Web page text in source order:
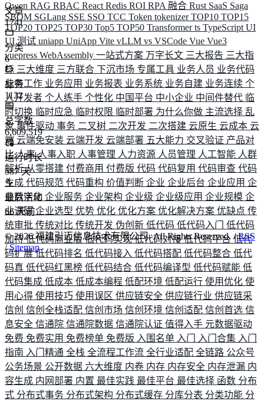
Qwen RAG RBAC React Redis ROI RPA 融合 Rust SaaS Saga
SBOM SGLang SSE SSO TCC Token tokenizerTOP10 TOP15
TOP20 TOP25 TOP30 Top5 TOP50 Transformerts TypeScript UI
UI 测试 uniapp UniApp Vite vLLM vs VSCode Vue Vue3
vuepress WebAssembly 一站式方案 万字长文 三大报告 三大指
标 三大维度 三方联合 下沉市场 专属工具 业务人员 业务代码
业务工作 业务应用 业务报表 业务系统 业务自建 业务连续 个
人开发者 个人练手 个性化 中国平台 中小企业 中间件替代 临
时切换 临时应急 临时权限 临时部署 为什么你做 主流选择 乱
象 事件驱动 事务 二叉树 二次开发 二次搭建 云原生 云成本 云
端 云端免安装 云端开发 云端部署 五大能力 交叉验证 产品对
比人事人事入职 人事管理 人力资源 人员管理 人工智能 人群
解析从零搭建 付费商用 付费版 代码 代码复用 代码审查 代码
生成 代码规范 代码重构 价值判断 企业 企业后台 企业应用 企
业数字化 企业服务 企业架构 企业级 企业级应用 企业规模 企
业调研企业选型 优势 优化 优化方案 优化解决方案 优缺点 传
统审批 传统对比 传统开发 伪创新 低代码 低代码入门 低代码
加持低代码商业版低代码实现低代码对接低代码平台 低代
码扩展低代码排名 低代码接入 低代码搭配 低代码整合 低代
码真 低代码红黑榜 低代码结合 低代码编译型 低代码赋能 低
代码集成 低成本 低成本编程 低配环境 低配运行 使用优化 使
用心得 使用技巧 使用误区 供应链安全 供应链行业 供应链采
信创 信创全栈适配 信创市场 信创环境 信创适配 信创首选 信
息安全 信通院 信通院数据 信通院认证 值得入手 元数据驱动
免费 免费实用 免费榜单 免费版 入围名单 入门 入门合集 入门
指南 入门精通 全栈 全流程工作流 全行业适配 全链路 公众号
公务场景 公开数据 六大维度 内卷 内存 内存安全 内存泄漏 内
容生成 内网部署 内置 最佳实践 最佳平台 最佳选择 函数 分布
式 分布式事务 分布式架构 分布式缓存 分库分表 分类功能 分
文章
1741
分类
6
标签
1132
总字数
6,609,519
运行时长
587 天
最后活动
66 天前
©2026福建引迈信息技术有限公司. All Rights Reserved. /RSS
/Sitemap